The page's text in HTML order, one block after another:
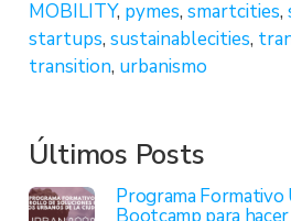
MOBILITY, pymes, smartcities,
startups, sustainablecities,
transition, urbanismo
Últimos Posts
Programa Formativo